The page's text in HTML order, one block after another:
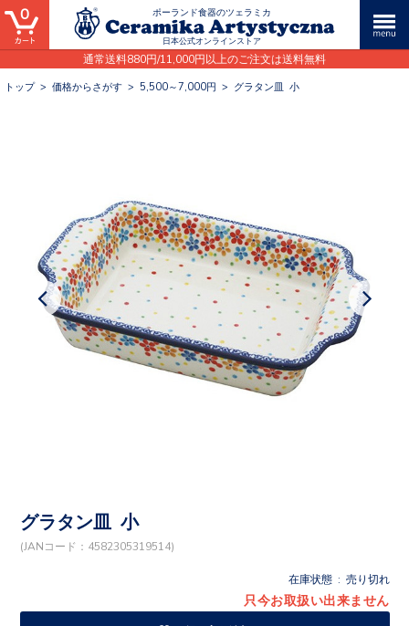
ポーランド食器のツェラミカ
日本公式オンラインストア
通常送料880円/11,000円以上のご注文は送料無料
0
トップ> 価格からさがす > 5,500～7,000円 > グラタン皿 小
グラタン皿 小
(JANコード：4582305319514)
在庫状態 : 売り切れ
只今お取扱い出来ません